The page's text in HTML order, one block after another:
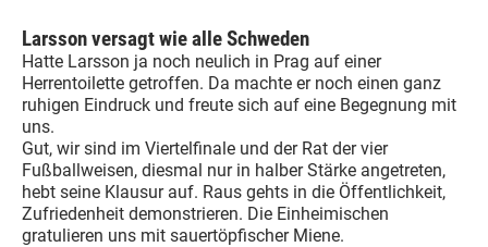
Larsson versagt wie alle Schweden
Hatte Larsson ja noch neulich in Prag auf einer
Herrentoilette getroffen. Da machte er noch einen ganz
ruhigen Eindruck und freute sich auf eine Begegnung mit
uns.
Gut, wir sind im Viertelfinale und der Rat der vier
Fußballweisen, diesmal nur in halber Stärke angetreten,
hebt seine Klausur auf. Raus gehts in die Öffentlichkeit,
Zufriedenheit demonstrieren. Die Einheimischen
gratulieren uns mit sauertöpfischer Miene.